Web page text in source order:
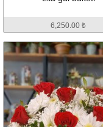
6,250.00 ₺